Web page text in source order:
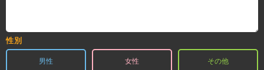
性別
男性 女性 その他